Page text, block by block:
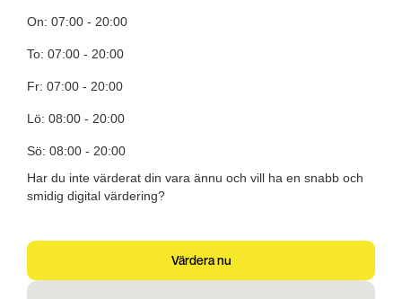
On: 07:00 - 20:00
To: 07:00 - 20:00
Fr: 07:00 - 20:00
Lö: 08:00 - 20:00
Sö: 08:00 - 20:00
Har du inte värderat din vara ännu och vill ha en snabb och
smidig digital värdering?
Värdera nu